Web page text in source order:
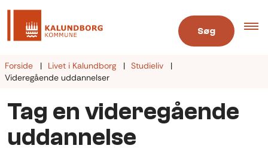
Søg
Forside Livet i Kalundborg
Studieliv
Videregående uddannelser
Tag en videregående
uddannelse